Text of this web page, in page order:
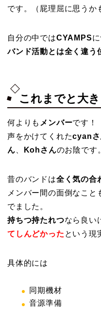
です。（屁理屈に思うか
自分の中ではCYAMPS
バンド活動とは全く違う
これまでと大
何よりも メンバーです！
声をかけてくれたcyan
ん
Kohさんのお陰です。
昔のバンドは全く気の合
メンバー間の面倒なこと
でました。
持ちつ持たれつなら良い
てしんどかった という現
具体的には
同期機材
音源準備